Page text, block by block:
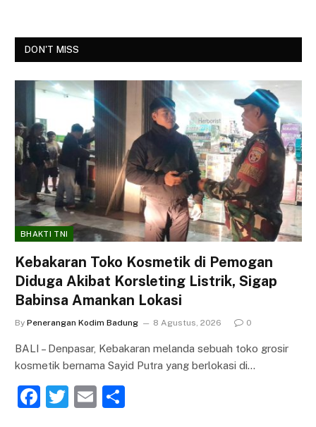
DON'T MISS
BHAKTI TNI
Kebakaran Toko Kosmetik di Pemogan
Diduga Akibat Korsleting Listrik, Sigap
Babinsa Amankan Lokasi
By Penerangan Kodim Badung 8 Agustus, 2026 0
BALI – Denpasar, Kebakaran melanda sebuah toko grosir
kosmetik bernama Sayid Putra yang berlokasi di…
F
T
E